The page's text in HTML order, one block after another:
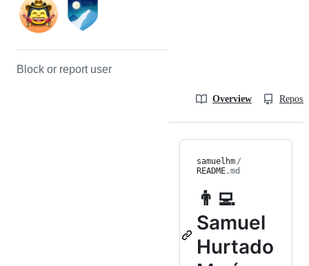
Block or report user
Overview
samuelhm /
README.md
👨‍💻
Samuel
Hurtado